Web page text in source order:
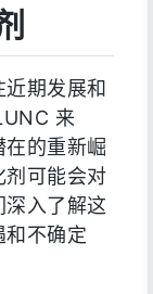
期发展和
来
的重新崛
剂可能会对
入了解这
和不确定